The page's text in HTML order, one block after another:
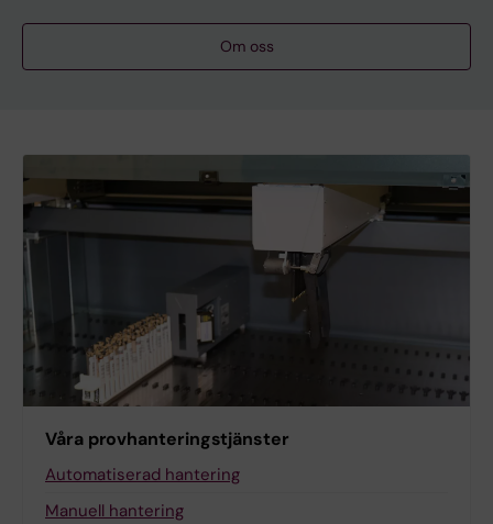
Om oss
Våra provhanteringstjänster
Automatiserad hantering
Manuell hantering